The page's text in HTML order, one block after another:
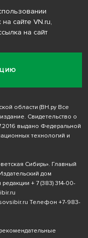
сайте VN.ru,
на сайт
области (ВН.ру Все
Свидетельство о
выдано Федеральной
технологий и
Сибирь». Главный
дом
+ 7 (383) 314-00-
Телефон +7-983-